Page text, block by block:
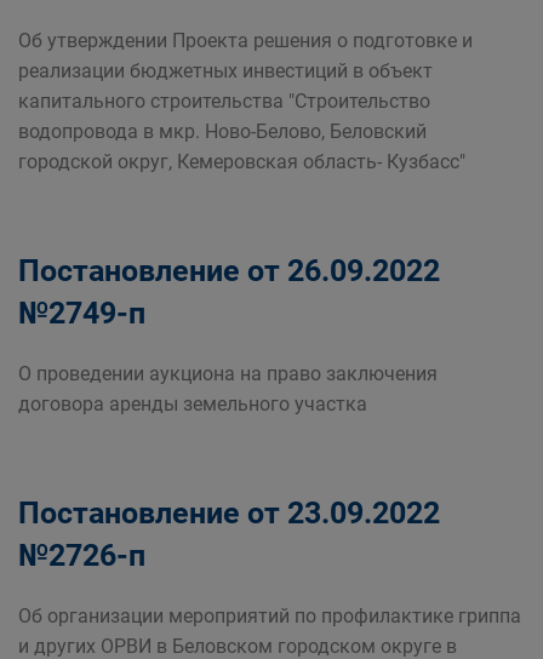
Об утверждении Проекта решения о подготовке и
реализации бюджетных инвестиций в объект
капитального строительства "Строительство
водопровода в мкр. Ново-Белово, Беловский
городской округ, Кемеровская область- Кузбасс"
Постановление от 26.09.2022
№2749-п
О проведении аукциона на право заключения
договора аренды земельного участка
Постановление от 23.09.2022
№2726-п
Об организации мероприятий по профилактике гриппа
и других ОРВИ в Беловском городском округе в